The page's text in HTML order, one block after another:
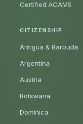
Certified ACAMS
CITIZENSHIP
Antigua & Barbuda
Argentina
Austria
Botswana
Dominica